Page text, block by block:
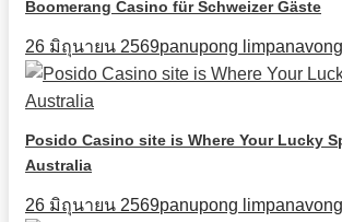
Boomerang Casino für Schweizer Gäste
26 มิถุนายน 2569panupong
Posido Casino site is Where Your Lucky
Australia
26 มิถุนายน 2569panupong